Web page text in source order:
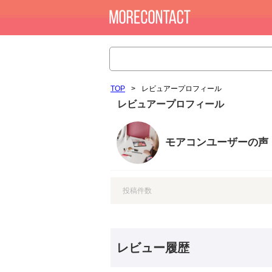
TOP > レビュアープロフィール
レビュアープロフィール
モアコンユーザーの声
投稿件数
レビュー履歴